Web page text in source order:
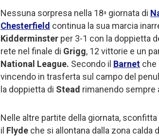
Nessuna sorpresa nella 18a giornata di
Chesterfield continua la sua marcia
Kidderminster per 3-1 con la doppietta
rete nel finale di Grigg, 12 vittorie e un
National League. Secondo il Barnet che
vincendo in trasferta sul campo del
la doppietta di Stead rimanendo sempre
Nelle altre partite della giornata, sconfitta
il Flyde che si allontana dalla zona calda